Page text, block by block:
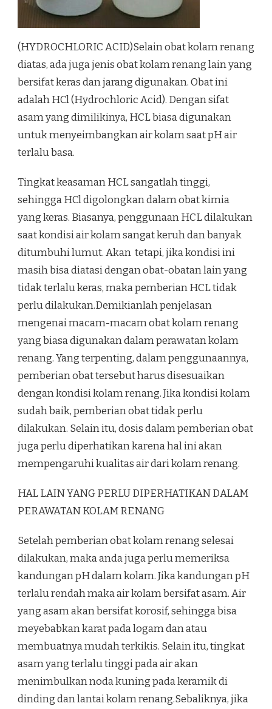
(HYDROCHLORIC ACID)Selain obat kolam renang
diatas, ada juga jenis obat kolam renang lain yang
bersifat keras dan jarang digunakan. Obat ini
adalah HCl (Hydrochloric Acid). Dengan sifat
asam yang dimilikinya, HCL biasa digunakan
untuk menyeimbangkan air kolam saat pH air
terlalu basa.
Tingkat keasaman HCL sangatlah tinggi,
sehingga HCl digolongkan dalam obat kimia
yang keras. Biasanya, penggunaan HCL dilakukan
saat kondisi air kolam sangat keruh dan banyak
ditumbuhi lumut. Akan tetapi, jika kondisi ini
masih bisa diatasi dengan obat-obatan lain yang
tidak terlalu keras, maka pemberian HCL tidak
perlu dilakukan.Demikianlah penjelasan
mengenai macam-macam obat kolam renang
yang biasa digunakan dalam perawatan kolam
renang. Yang terpenting, dalam penggunaannya,
pemberian obat tersebut harus disesuaikan
dengan kondisi kolam renang. Jika kondisi kolam
sudah baik, pemberian obat tidak perlu
dilakukan. Selain itu, dosis dalam pemberian obat
juga perlu diperhatikan karena hal ini akan
mempengaruhi kualitas air dari kolam renang.
HAL LAIN YANG PERLU DIPERHATIKAN DALAM
PERAWATAN KOLAM RENANG
Setelah pemberian obat kolam renang selesai
dilakukan, maka anda juga perlu memeriksa
kandungan pH dalam kolam. Jika kandungan pH
terlalu rendah maka air kolam bersifat asam. Air
yang asam akan bersifat korosif, sehingga bisa
meyebabkan karat pada logam dan atau
membuatnya mudah terkikis. Selain itu, tingkat
asam yang terlalu tinggi pada air akan
menimbulkan noda kuning pada keramik di
dinding dan lantai kolam renang.Sebaliknya, jika